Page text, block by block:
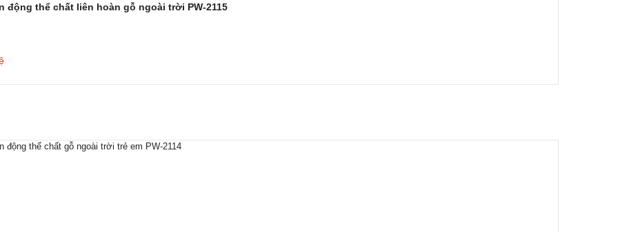
động thể chất liên hoàn gỗ ngoài trời PW-2115